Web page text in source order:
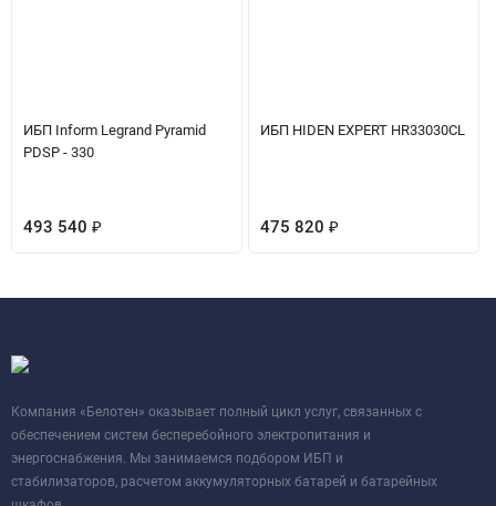
ИБП Inform Legrand Pyramid
PDSP - 330
493 540 ₽
ИБП HIDEN EXPERT HR33030CL
475 820 ₽
Компания «Белотен» оказывает полный цикл услуг, связанных с
обеспечением систем бесперебойного электропитания и
энергоснабжения. Мы занимаемся подбором ИБП и
стабилизаторов, расчетом аккумуляторных батарей и батарейных